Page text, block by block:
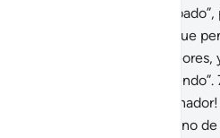
hermano suyo había
no les respondió, sino que
“Ustedes son mucho
mentira que están diciendo”.
hermanos]: “¡Oh,
anciano, quédate con uno